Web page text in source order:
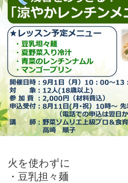
火を使わずに
・豆乳担々麺